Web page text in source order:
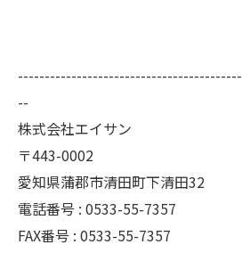
--
株式会社エイサン
〒443-0002
愛知県蒲郡市清田町下清田32
電話番号 : 0533-55-7357
FAX番号 : 0533-55-7357